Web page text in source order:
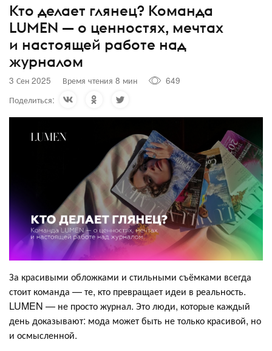
Кто делает глянец? Команда
LUMEN — о ценностях, мечтах
и настоящей работе над
журналом
3 Сен 2025 Время чтения 8 мин
649
Поделиться:
За красивыми обложками и стильными съёмками всегда
стоит команда — те, кто превращает идеи в реальность.
LUMEN — не просто журнал. Это люди, которые каждый
день доказывают: мода может быть не только красивой, но
и осмысленной.